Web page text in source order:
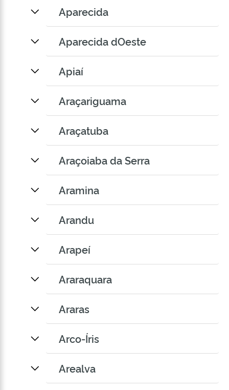
Aparecida
Aparecida dOeste
Apiaí
Araçariguama
Araçatuba
Araçoiaba da Serra
Aramina
Arandu
Arapeí
Araraquara
Araras
Arco-Íris
Arealva